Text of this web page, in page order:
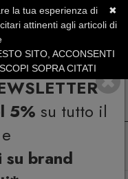
5% su tutto il
su brand
31 Agosto
✖
la tua esperienza di
attinenti agli articoli di
SITO, ACCONSENTI
SOPRA CITATI